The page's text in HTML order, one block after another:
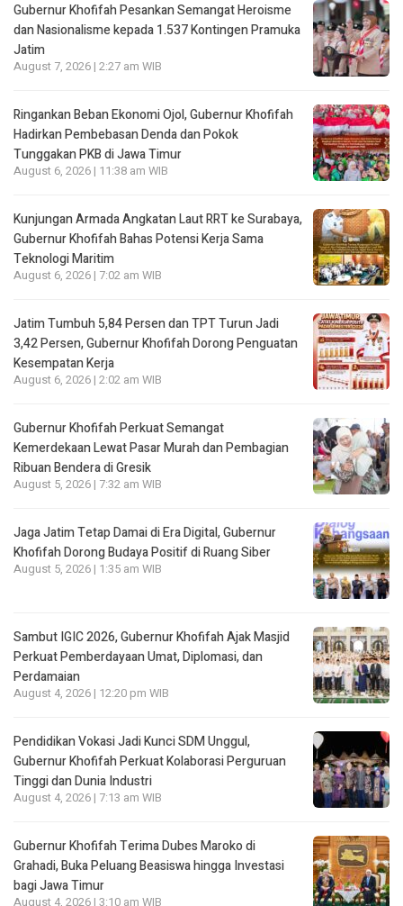
Gubernur Khofifah Pesankan Semangat Heroisme
dan Nasionalisme kepada 1.537 Kontingen Pramuka
Jatim
August 7, 2026 | 2:27 am WIB
Ringankan Beban Ekonomi Ojol, Gubernur Khofifah
Hadirkan Pembebasan Denda dan Pokok
Tunggakan PKB di Jawa Timur
August 6, 2026 | 11:38 am WIB
Kunjungan Armada Angkatan Laut RRT ke Surabaya,
Gubernur Khofifah Bahas Potensi Kerja Sama
Teknologi Maritim
August 6, 2026 | 7:02 am WIB
Jatim Tumbuh 5,84 Persen dan TPT Turun Jadi
3,42 Persen, Gubernur Khofifah Dorong Penguatan
Kesempatan Kerja
August 6, 2026 | 2:02 am WIB
Gubernur Khofifah Perkuat Semangat
Kemerdekaan Lewat Pasar Murah dan Pembagian
Ribuan Bendera di Gresik
August 5, 2026 | 7:32 am WIB
Jaga Jatim Tetap Damai di Era Digital, Gubernur
Khofifah Dorong Budaya Positif di Ruang Siber
August 5, 2026 | 1:35 am WIB
Sambut IGIC 2026, Gubernur Khofifah Ajak Masjid
Perkuat Pemberdayaan Umat, Diplomasi, dan
Perdamaian
August 4, 2026 | 12:20 pm WIB
Pendidikan Vokasi Jadi Kunci SDM Unggul,
Gubernur Khofifah Perkuat Kolaborasi Perguruan
Tinggi dan Dunia Industri
August 4, 2026 | 7:13 am WIB
Gubernur Khofifah Terima Dubes Maroko di
Grahadi, Buka Peluang Beasiswa hingga Investasi
bagi Jawa Timur
August 4, 2026 | 3:10 am WIB